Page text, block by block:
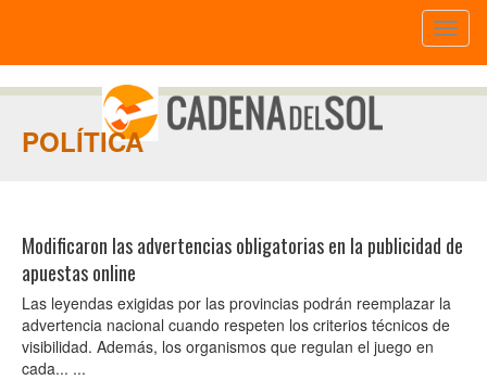
POLÍTICA
Modificaron las advertencias obligatorias en la publicidad de
apuestas online
Las leyendas exigidas por las provincias podrán reemplazar la
advertencia nacional cuando respeten los criterios técnicos de
visibilidad. Además, los organismos que regulan el juego en
cada... ...